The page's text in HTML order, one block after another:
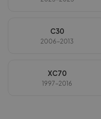
C30
2006-2013
XC70
1997-2016